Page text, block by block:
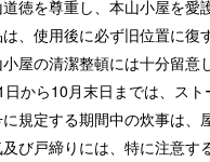
徳を尊重し、本山小屋を愛
、使用後に必ず旧位置に復
屋の清潔整頓には十分留意
日から10月末日までは、スト
規定する期間中の炊事は、
び戸締りには、特に注意す